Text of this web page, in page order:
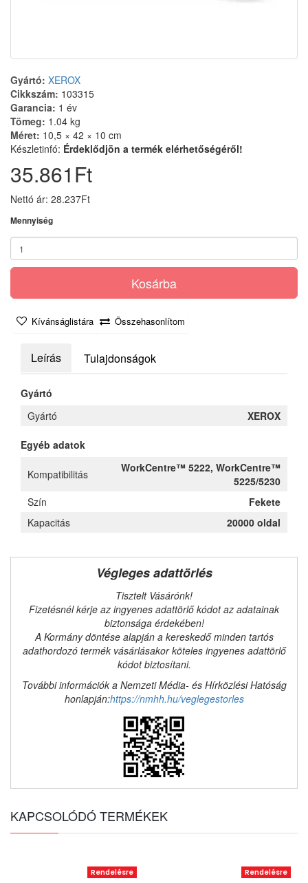
Gyártó: XEROX
Cikkszám: 103315
Garancia: 1 év
Tömeg: 1.04 kg
Méret: 10,5 × 42 × 10 cm
Készletinfó: Érdeklődjön a termék elérhetőségéről!
35.861Ft
Nettó ár: 28.237Ft
Mennyiség
Kosárba
Kívánságlistára Összehasonlítom
Leírás Tulajdonságok
Gyártó
Gyártó
XEROX
Egyéb adatok
Kompatibilitás
WorkCentre™ 5222, WorkCentre™
5225/5230
Szín
Fekete
Kapacitás
20000 oldal
Végleges adattörlés
Tisztelt Vásárónk!
Fizetésnél kérje az ingyenes adattörlő kódot az adatainak
biztonsága érdekében!
A Kormány döntése alapján a kereskedő minden tartós
adathordozó termék vásárlásakor köteles ingyenes adattörlő
kódot biztosítani.
További információk a Nemzeti Média- és Hírközlési Hatóság
honlapján:https://nmhh.hu/veglegestorles
KAPCSOLÓDÓ TERMÉKEK
Rendelésre Rendelésre